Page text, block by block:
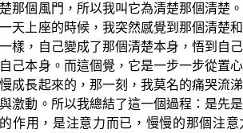
楚那個風門，所以我叫它為清楚那個清楚
一天上座的時候，我突然感覺到那個清楚
一樣，自己變成了那個清楚本身，悟到自
自己本身。而這個覺，它是一步一步從置
慢成長起來的，那一刻，我莫名的痛哭流
與激動。所以我總結了這一個過程：是先
的作用，是注意力而已，慢慢的那個注